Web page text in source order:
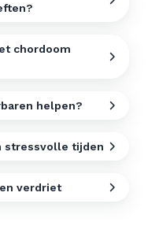
chordoom
helpen?
stressvolle tijden
verdriet